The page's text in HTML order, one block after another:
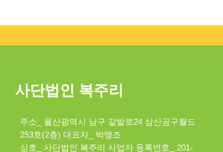
사단법인 복주리
주소_ 울산광역시 남구 갈밭로24 삼산공구월드
253호(2층) 대표자_ 박맹조
상호_ 사단법인 복주리 사업자 등록번호_ 201-